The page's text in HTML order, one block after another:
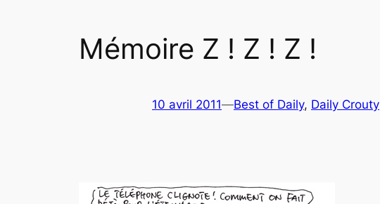
Mémoire Z ! Z ! Z !
10 avril 2011—Best of Daily, Daily Crouty